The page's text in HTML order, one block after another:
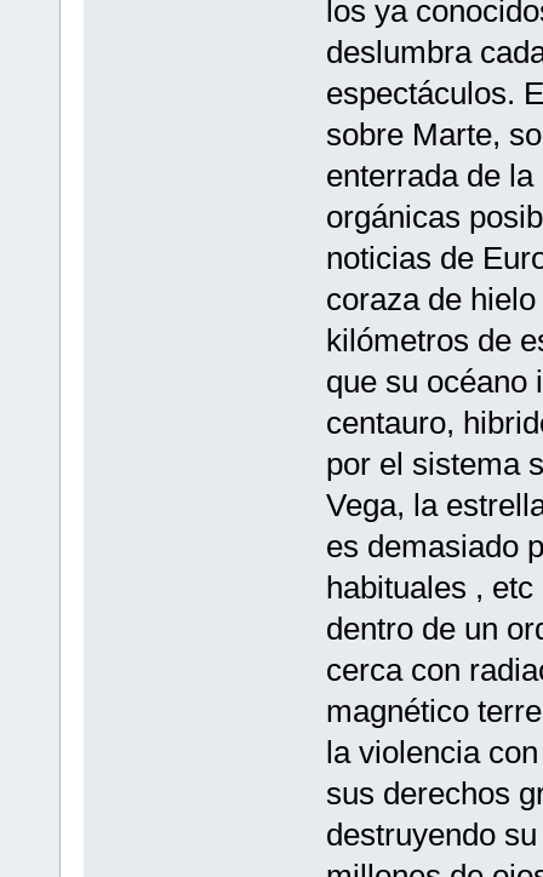
los ya
deslumbra
espectáculos.
sobre Marte,
enterrada de
orgánicas
noticias de
coraza de
kilómetros de
que su océano
centauro,
por el sistema
Vega, la
es demasiado
habituales ,
dentro de un
cerca con
magnético
la violencia
sus derechos
destruyendo